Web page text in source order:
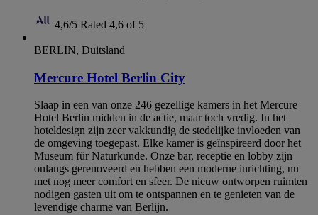
4,6/5 Rated 4,6 of 5
BERLIN, Duitsland
Mercure Hotel Berlin City
Slaap in een van onze 246 gezellige kamers in het Mercure
Hotel Berlin midden in de actie, maar toch vredig. In het
hoteldesign zijn zeer vakkundig de stedelijke invloeden van
de omgeving toegepast. Elke kamer is geïnspireerd door het
Museum für Naturkunde. Onze bar, receptie en lobby zijn
onlangs gerenoveerd en hebben een moderne inrichting, nu
met nog meer comfort en sfeer. De nieuw ontworpen ruimten
nodigen gasten uit om te ontspannen en te genieten van de
levendige charme van Berlijn.